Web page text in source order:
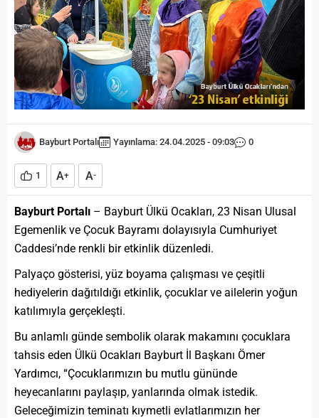
Bayburt Portalı Yayınlama: 24.04.2025 - 09:03 0
1 A+ A-
Bayburt Portalı – Bayburt Ülkü Ocakları, 23 Nisan Ulusal
Egemenlik ve Çocuk Bayramı dolayısıyla Cumhuriyet
Caddesi’nde renkli bir etkinlik düzenledi.
Palyaço gösterisi, yüz boyama çalışması ve çeşitli
hediyelerin dağıtıldığı etkinlik, çocuklar ve ailelerin yoğun
katılımıyla gerçekleşti.
Bu anlamlı günde sembolik olarak makamını çocuklara
tahsis eden Ülkü Ocakları Bayburt İl Başkanı Ömer
Yardımcı, “Çocuklarımızın bu mutlu gününde
heyecanlarını paylaşıp, yanlarında olmak istedik.
Geleceğimizin teminatı kıymetli evlatlarımızın her